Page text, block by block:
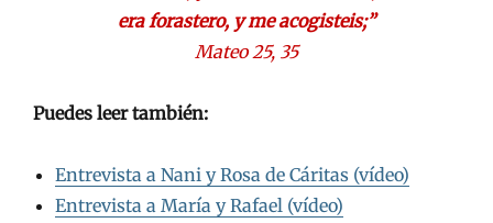
era forastero, y me acogisteis;”
Mateo 25, 35
Puedes leer también:
Entrevista a Nani y Rosa de Cáritas (vídeo)
Entrevista a María y Rafael (vídeo)